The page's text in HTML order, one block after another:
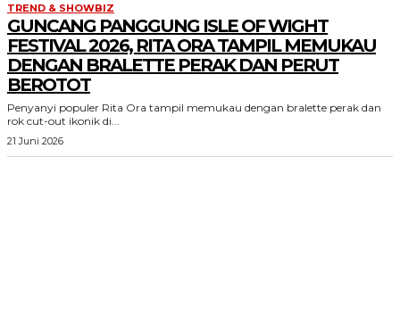
TREND & SHOWBIZ
GUNCANG PANGGUNG ISLE OF WIGHT
FESTIVAL 2026, RITA ORA TAMPIL MEMUKAU
DENGAN BRALETTE PERAK DAN PERUT
BEROTOT
Penyanyi populer Rita Ora tampil memukau dengan bralette perak dan
rok cut-out ikonik di...
21 Juni 2026